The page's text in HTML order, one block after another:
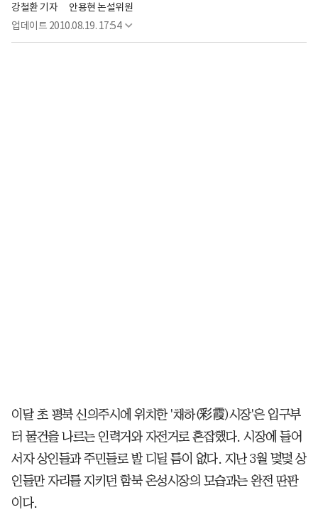
강철환 기자
안용현 논설위원
업데이트 2010.08.19. 17:54
이달 초 평북 신의주시에 위치한 '채하(彩霞)시장'은 입구부
터 물건을 나르는 인력거와 자전거로 혼잡했다. 시장에 들어
서자 상인들과 주민들로 발 디딜 틈이 없다. 지난 3월 몇몇 상
인들만 자리를 지키던 함북 온성시장의 모습과는 완전 딴판
이다.